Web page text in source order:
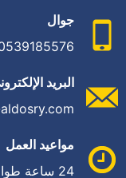
جوال
البريد
مواعيد العمل
24 ساعة طوال أيام الأسبوع